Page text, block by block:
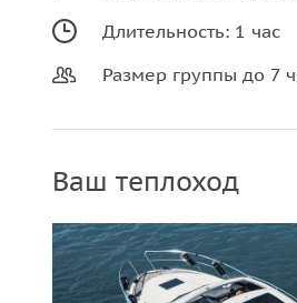
Длительность: 1 час
Размер группы до 7
Ваш теплоход